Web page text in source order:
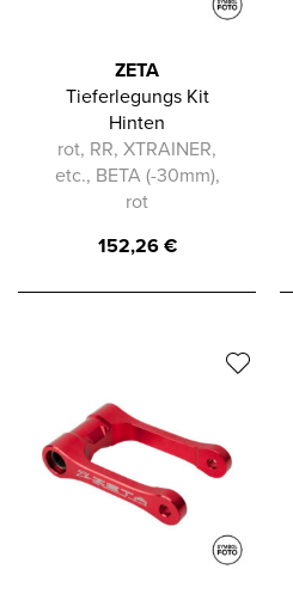
ZETA
Tieferlegungs Kit
Hinten
rot, RR, XTRAINER,
etc., BETA (-30mm),
rot
152,26€